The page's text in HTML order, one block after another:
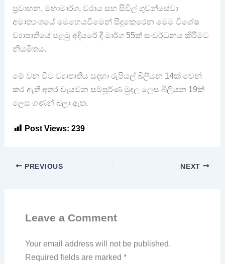
ප්‍රවාහන, මහාමාර්ග, වරාය සහ සිවිල් ගුවන්සේවා
අමාත්‍යංශයේ මෙහෙයවීමෙන් සිදුකෙරෙන මෙම වි⁣⁣ශේෂ
ව්‍යාපෘතියේ පළමු අදියරේ දී මාර්ග 55ක් සංවර්ධනය කිරීමට
නියමිතය.
මේ වන විට ව්‍යාපෘතිය සඳහා රුපියල් බිලියන 14ක් වෙන්
කර ඇති අතර වැයවන සම්පූර්ණ මුදල ලෙස බිලියන 19ක්
ලෙස ගණන් බලා ඇත.
Post Views: 239
PREVIOUS NEXT
Leave a Comment
Your email address will not be published.
Required fields are marked *